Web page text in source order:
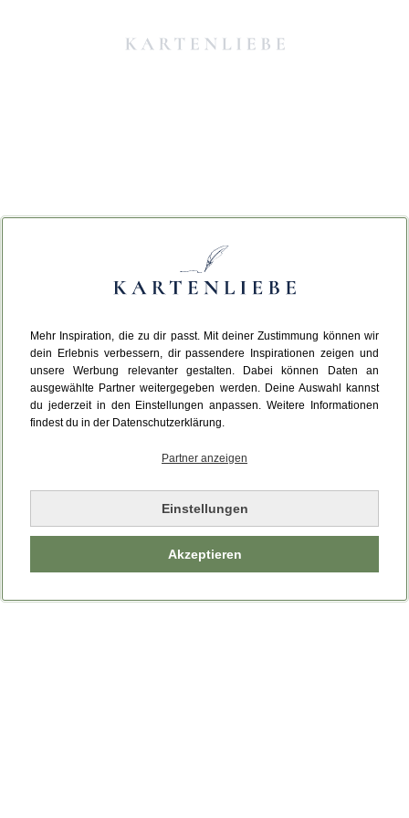
Mehr Inspiration, die zu dir passt. Mit deiner Zustimmung können wir
dein Erlebnis verbessern, dir passendere Inspirationen zeigen und
unsere Werbung relevanter gestalten. Dabei können Daten an
ausgewählte Partner weitergegeben werden. Deine Auswahl kannst
du jederzeit in den Einstellungen anpassen. Weitere Informationen
findest du in der Datenschutzerklärung.
Partner anzeigen
Einstellungen
Akzeptieren
Da ist etwas schiefgelaufen.
Leider ist ein technischer Fehler aufgetreten.
Bitte laden Sie die Seite neu.